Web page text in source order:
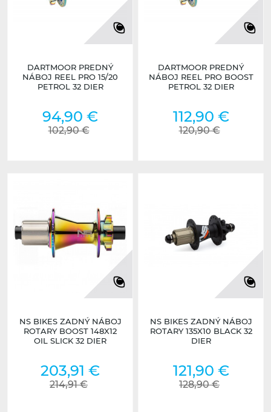
DARTMOOR PREDNÝ
NÁBOJ REEL PRO 15/20
PETROL 32 DIER
94,90 €
102,90 €
DARTMOOR PREDNÝ
NÁBOJ REEL PRO BOOST
PETROL 32 DIER
112,90 €
120,90 €
NS BIKES ZADNÝ NÁBOJ
ROTARY BOOST 148X12
OIL SLICK 32 DIER
203,91 €
214,91 €
NS BIKES ZADNÝ NÁBOJ
ROTARY 135X10 BLACK 32
DIER
121,90 €
128,90 €